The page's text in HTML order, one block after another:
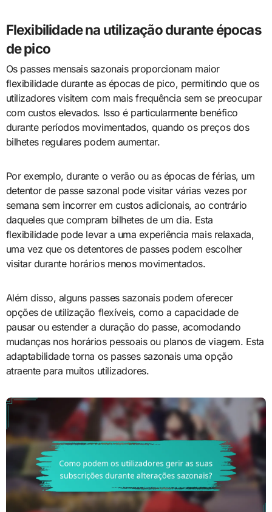
Flexibilidade na utilização durante épocas
de pico
Os passes mensais sazonais proporcionam maior
flexibilidade durante as épocas de pico, permitindo que os
utilizadores visitem com mais frequência sem se preocupar
com custos elevados. Isso é particularmente benéfico
durante períodos movimentados, quando os preços dos
bilhetes regulares podem aumentar.
Por exemplo, durante o verão ou as épocas de férias, um
detentor de passe sazonal pode visitar várias vezes por
semana sem incorrer em custos adicionais, ao contrário
daqueles que compram bilhetes de um dia. Esta
flexibilidade pode levar a uma experiência mais relaxada,
uma vez que os detentores de passes podem escolher
visitar durante horários menos movimentados.
Além disso, alguns passes sazonais podem oferecer
opções de utilização flexíveis, como a capacidade de
pausar ou estender a duração do passe, acomodando
mudanças nos horários pessoais ou planos de viagem. Esta
adaptabilidade torna os passes sazonais uma opção
atraente para muitos utilizadores.